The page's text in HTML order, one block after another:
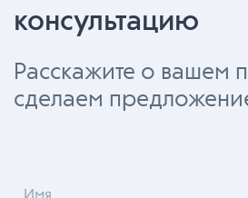
консультацию
Расскажите о вашем
сделаем